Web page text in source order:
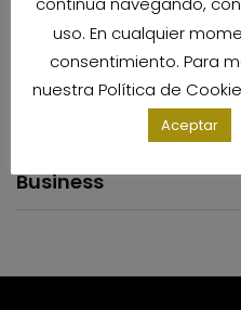
Categorías
Business
uso. En cualquier
consentimiento. Para
nuestra Política de
Aceptar